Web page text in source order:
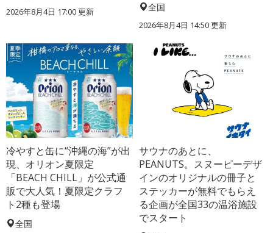
2026年8月4日 17:00更新 全国
2026年8月4日 14:50更新
冷やすと缶に“沖縄の海”が出
現、オリオン夏限定
「BEACH CHILL」が公式通
販で大人気！夏限定クラフ
ト2種も登場
全国
サウナのあとに、
PEANUTS。スヌーピーデザ
インのオリジナルの冊子と
ステッカーが無料でもらえ
る企画が全国33の温浴施設
でスタート